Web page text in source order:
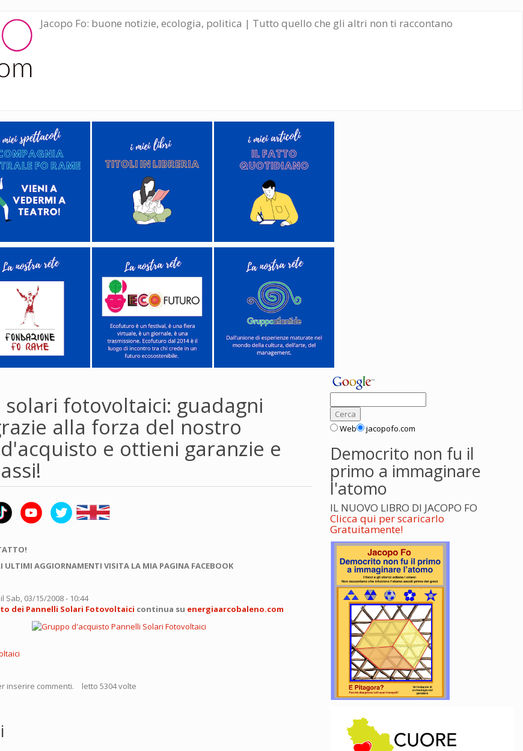
Jacopo Fo: buone notizie, ecologia, politica | Tutto quello che gli altri non ti raccontano
solari fotovoltaici: guadagni
alla forza del nostro
e ottieni garanzie e
ULTIMI AGGIORNAMENTI VISITA LA MIA PAGINA FACEBOOK
il Sab, 03/15/2008 - 10:44
dei Pannelli Solari Fotovoltaici continua su energiaarcobaleno.com
inserire commenti. letto 5304 volte
Web jacopofo.com
Democrito non fu il
primo a immaginare
l'atomo
IL NUOVO LIBRO DI JACOPO FO
Clicca qui per scaricarlo
Gratuitamente!